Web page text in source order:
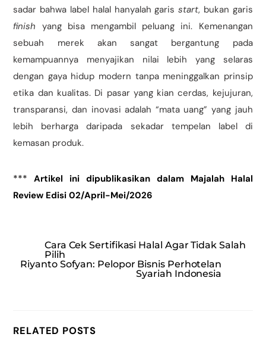
sadar bahwa label halal hanyalah garisstart, bukan garis
finish yang bisa mengambil peluang ini. Kemenangan
sebuah merek akan sangat bergantung pada
kemampuannya menyajikan nilai lebih yang selaras
dengan gaya hidup modern tanpa meninggalkan prinsip
etika dan kualitas. Di pasar yang kian cerdas, kejujuran,
transparansi, dan inovasi adalah “mata uang” yang jauh
lebih berharga daripada sekadar tempelan label di
kemasan produk.
***Artikel ini dipublikasikan dalam Majalah Halal
Review Edisi 02/April-Mei/2026
Cara Cek Sertifikasi Halal Agar Tidak Salah
Pilih
Riyanto Sofyan: Pelopor Bisnis Perhotelan
Syariah Indonesia
RELATED POSTS